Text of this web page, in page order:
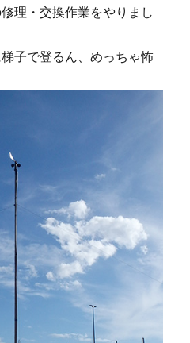
理・交換作業をやりまし
子で登るん、めっちゃ怖